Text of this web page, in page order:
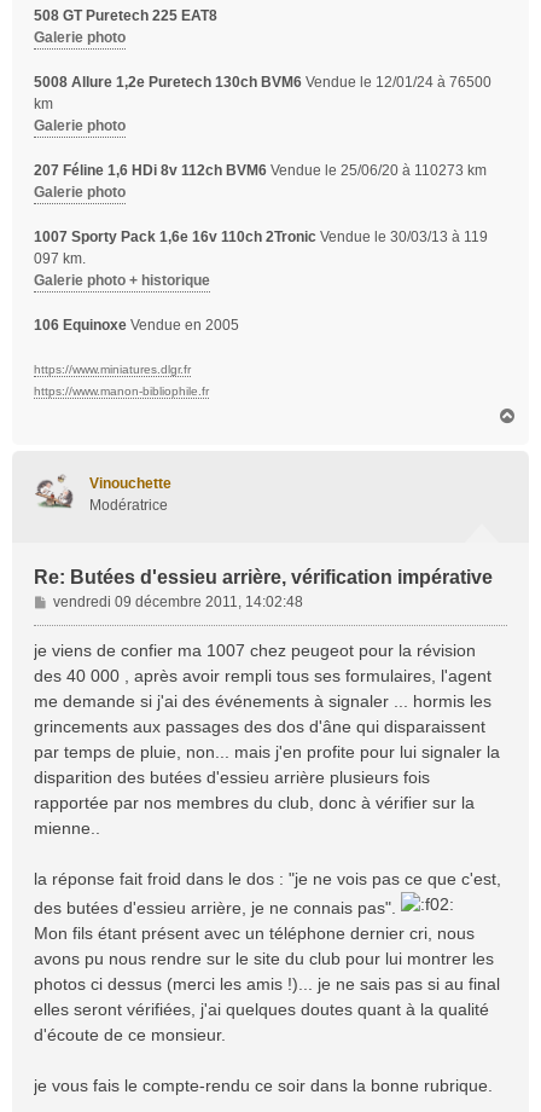
508 GT Puretech 225 EAT8
Galerie photo
5008 Allure 1,2e Puretech 130ch BVM6 Vendue le 12/01/24 à 76500
km
Galerie photo
207 Féline 1,6 HDi 8v 112ch BVM6 Vendue le 25/06/20 à 110273 km
Galerie photo
1007 Sporty Pack 1,6e 16v 110ch 2Tronic Vendue le 30/03/13 à 119
097 km.
Galerie photo + historique
106 Equinoxe Vendue en 2005
https://www.miniatures.dlgr.fr
https://www.manon-bibliophile.fr
Vinouchette
Modératrice
Re: Butées d'essieu arrière, vérification impérative
M
e
s
a
g
e
vendredi 09 décembre 2011, 14:02:48
je viens de confier ma 1007 chez peugeot pour la révision
des 40 000 , après avoir rempli tous ses formulaires, l'agent
me demande si j'ai des événements à signaler ... hormis les
grincements aux passages des dos d'âne qui disparaissent
par temps de pluie, non... mais j'en profite pour lui signaler la
disparition des butées d'essieu arrière plusieurs fois
rapportée par nos membres du club, donc à vérifier sur la
mienne..
la réponse fait froid dans le dos : "je ne vois pas ce que c'est,
des butées d'essieu arrière, je ne connais pas".
Mon fils étant présent avec un téléphone dernier cri, nous
avons pu nous rendre sur le site du club pour lui montrer les
photos ci dessus (merci les amis !)... je ne sais pas si au final
elles seront vérifiées, j'ai quelques doutes quant à la qualité
d'écoute de ce monsieur.
je vous fais le compte-rendu ce soir dans la bonne rubrique.